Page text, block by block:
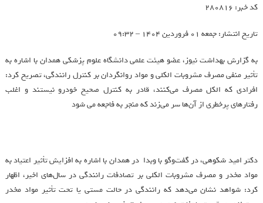
کد خبر: 280816
تاریخ انتشار: جمعه 01 فروردين 1404 – 09:32
به گزارش بهداشت نیوز، عضو هیئت علمی دانشگاه علوم پزشکی همدان با اشاره به
تأثیر منفی مصرف مشروبات الکلی و مواد روانگردان بر کنترل رانندگی، تصریح کرد:
افرادی که الکل مصرف می‌کنند، قادر به کنترل صحیح خودرو نیستند و اغلب
رفتارهای پرخطری از آن‌ها سر می‌زند که منجر به فاجعه می شود
دکتر امید شکوهی، در گفت‌وگو با وبدا در همدان با اشاره به افزایش تأثیر اعتیاد به
مواد مخدر و مصرف مشروبات الکلی بر تصادفات رانندگی در سال‌های اخیر، اظهار
کرد: شواهد نشان می‌دهد که رانندگی در حالت مستی یا تحت تأثیر مواد مخدر